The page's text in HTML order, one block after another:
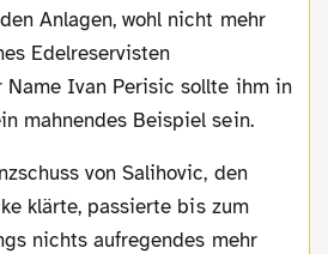
Anlagen, wohl nicht mehr
Edelreservisten
Name Ivan Perisic sollte ihm in
mahnendes Beispiel sein.
klärte, passierte bis zum
nichts aufregendes mehr